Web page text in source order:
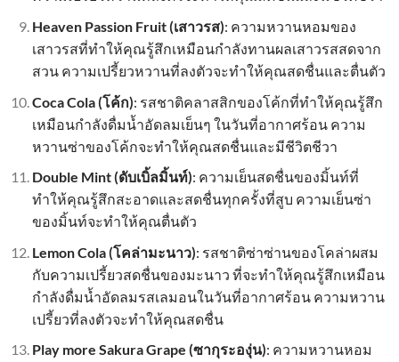
Heaven Passion Fruit (เสาวรส): ความหวานหอมของ
เสาวรสที่ทำให้คุณรู้สึกเหมือนกำลังทานผลเสาวรสสดจาก
สวน ความเปรี้ยวหวานที่ลงตัวจะทำให้คุณสดชื่นและตื่นตัว
Coca Cola (โค้ก): รสชาติคลาสสิกของโค้กที่ทำให้คุณรู้สึก
เหมือนกำลังดื่มน้ำอัดลมเย็นๆ ในวันที่อากาศร้อน ความ
หวานซ่าของโค้กจะทำให้คุณสดชื่นและมีชีวิตชีวา
Double Mint (ดับเบิ้ลมิ้นท์): ความเย็นสดชื่นของมิ้นท์ที่
ทำให้คุณรู้สึกสะอาดและสดชื่นทุกครั้งที่สูบ ความเย็นซ่า
ของมิ้นท์จะทำให้คุณตื่นตัว
Lemon Cola (โคล่ามะนาว): รสชาติซ่าซ่านของโคล่าผสม
กับความเปรี้ยวสดชื่นของมะนาว ที่จะทำให้คุณรู้สึกเหมือน
กำลังดื่มน้ำอัดลมรสเลมอนในวันที่อากาศร้อน ความหวาน
เปรี้ยวที่ลงตัวจะทำให้คุณสดชื่น
Play more Sakura Grape (ซากุระองุ่น): ความหวานหอม